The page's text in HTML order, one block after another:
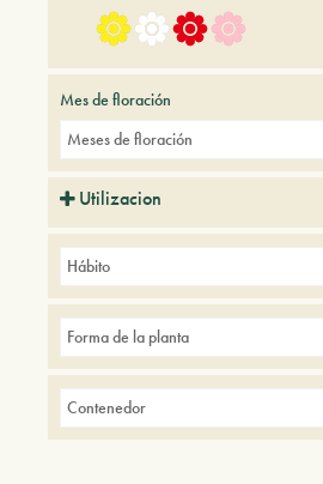
Mes de floración
Meses de floración
Utilizacion
Pequeños jardines
Hábito
Forma de la planta
Contenedor